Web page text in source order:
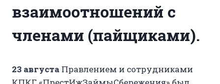
взаимоотношений с
членами (пайщиками).
23 августа Правлением и сотрудниками